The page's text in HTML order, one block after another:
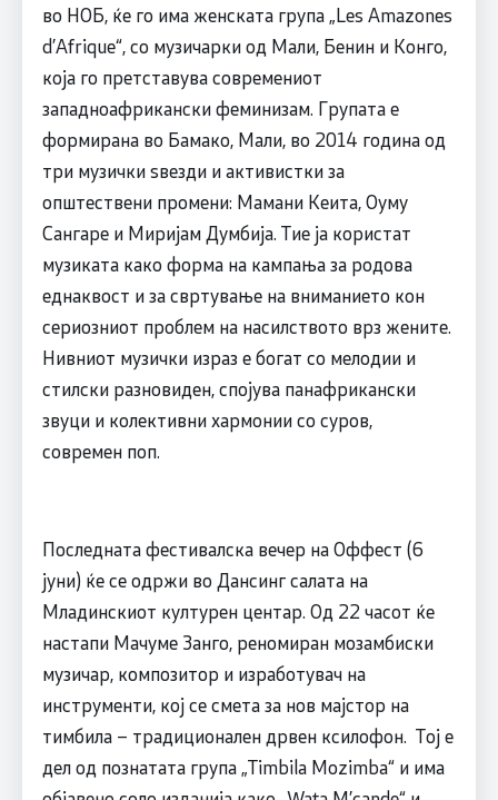
во НОБ, ќе го има женската група „Les Amazones
d’Afrique“, со музичарки од Мали, Бенин и Конго,
која го претставува современиот
западноафрикански феминизам. Групата е
формирана во Бамако, Мали, во 2014 година од
три музички ѕвезди и активистки за
општествени промени: Мамани Кеита, Оуму
Сангаре и Миријам Думбија. Тие ја користат
музиката како форма на кампања за родова
еднаквост и за свртување на вниманието кон
сериозниот проблем на насилството врз жените.
Нивниот музички израз е богат со мелодии и
стилски разновиден, спојува панафрикански
звуци и колективни хармонии со суров,
современ поп.
Последната фестивалска вечер на Оффест (6
јуни) ќе се одржи во Дансинг салата на
Младинскиот културен центар. Од 22 часот ќе
настапи Мачуме Занго, реномиран мозамбиски
музичар, композитор и изработувач на
инструменти, кој се смета за нов мајстор на
тимбила – традиционален дрвен ксилофон. Тој е
дел од познатата група „Timbila Mozimba“ и има